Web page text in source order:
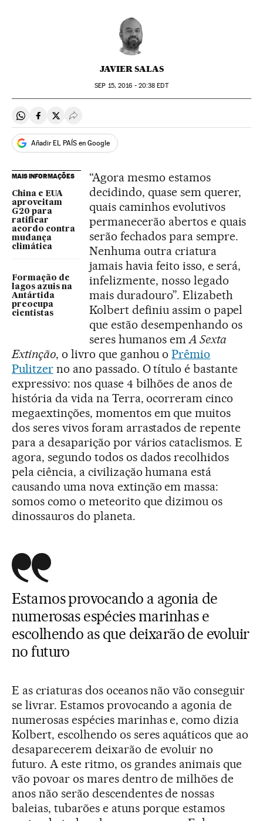
JAVIER SALAS
SEP 15, 2016 - 20:38 EDT
Compartir en Whatsapp
Compartir en Facebook
Compartir en Twitter
Desplegar Redes Sociales
Añadir EL PAÍS en Google
MAIS INFORMAÇÕES
China e EUA
aproveitam
G20 para
ratificar
acordo contra
mudança
climática
Formação de
lagos azuis na
Antártida
preocupa
cientistas
“Agora mesmo estamos
decidindo, quase sem querer,
quais caminhos evolutivos
permanecerão abertos e quais
serão fechados para sempre.
Nenhuma outra criatura
jamais havia feito isso, e será,
infelizmente, nosso legado
mais duradouro”. Elizabeth
Kolbert definiu assim o papel
que estão desempenhando os
seres humanos emA Sexta
Extinção, o livro que ganhou oPrêmio
Pulitzerno ano passado. O título é bastante
expressivo: nos quase 4 bilhões de anos de
história da vida na Terra, ocorreram cinco
megaextinções, momentos em que muitos
dos seres vivos foram arrastados de repente
para a desaparição por vários cataclismos. E
agora, segundo todos os dados recolhidos
pela ciência, a civilização humana está
causando uma nova extinção em massa:
somos como o meteorito que dizimou os
dinossauros do planeta.
Estamos provocando a agonia de
numerosas espécies marinhas e
escolhendo as que deixarão de evoluir
no futuro
E as criaturas dos oceanos não vão conseguir
se livrar. Estamos provocando a agonia de
numerosas espécies marinhas e, como dizia
Kolbert, escolhendo os seres aquáticos que ao
desaparecerem deixarão de evoluir no
futuro. A este ritmo, os grandes animais que
vão povoar os mares dentro de milhões de
anos não serão descendentes de nossas
baleias, tubarões e atuns porque estamos